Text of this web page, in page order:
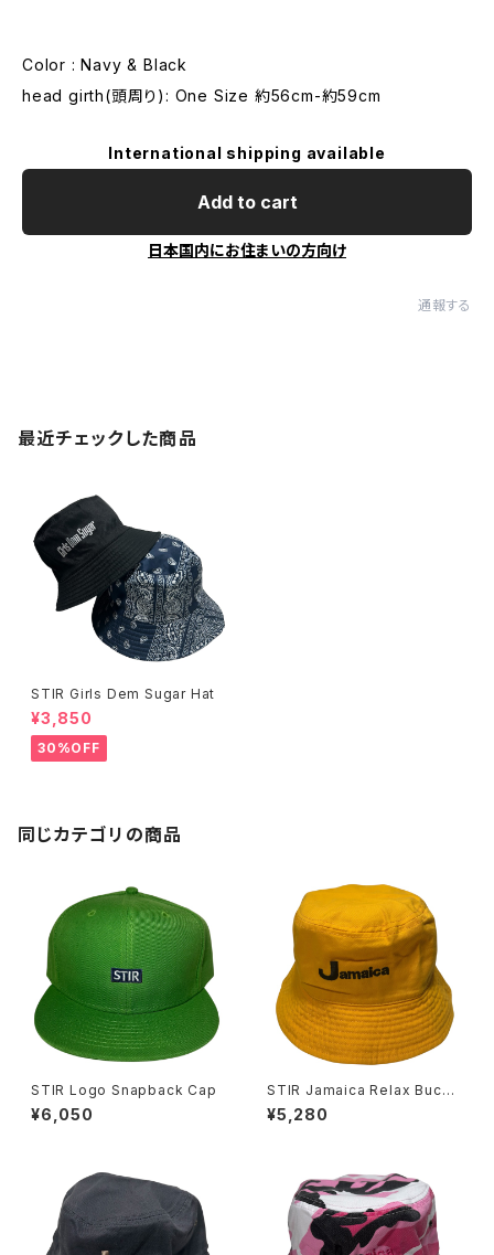
Color : Navy & Black
head girth(頭周り): One Size 約56cm-約59cm
International shipping available
Add to cart
日本国内にお住まいの方向け
通報する
最近チェックした商品
STIR Girls Dem Sugar Hat
¥3,850
30%OFF
同じカテゴリの商品
STIR Logo Snapback Cap
¥6,050
STIR Jamaica Relax Bucke
t Hat
¥5,280